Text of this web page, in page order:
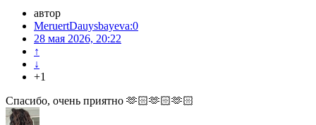
автор
MeruertDauysbayeva:0
28 мая 2026, 20:22
↑
↓
+1
Спасибо, очень приятно 🫶🏻🫶🏻🫶🏻